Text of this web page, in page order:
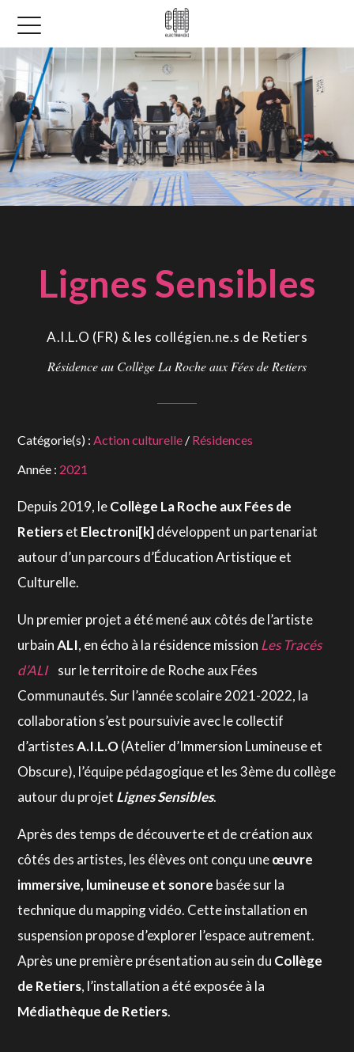
Lignes Sensibles
A.I.L.O (FR) & les collégien.ne.s de Retiers
Résidence au Collège La Roche aux Fées de Retiers
Catégorie(s) :Action culturelle / Résidences
Année : 2021
Depuis 2019, leCollège La Roche aux Fées de
Retierset Electroni[k]développent un partenariat
autour d’un parcours d’Éducation Artistique et
Culturelle.
Un premier projet a été mené aux côtés de l’artiste
urbainALI, en écho à la résidence mission Les Tracés
d’ALI
sur le territoire de Roche aux Fées
Communautés. Sur l’année scolaire 2021-2022, la
collaboration s’est poursuivie avec le collectif
d’artistesA.I.L.O(Atelier d’Immersion Lumineuse et
Obscure), l’équipe pédagogique et les 3ème du collège
autour du projet Lignes Sensibles.
Après des temps de découverte et de création aux
côtés des artistes, les élèves ont conçu uneœuvre
immersive, lumineuse et sonore basée sur la
technique du mapping vidéo. Cette installation en
suspension propose d’explorer l’espace autrement.
Après une première présentation au sein du Collège
de Retiers, l’installation a été exposée à la
Médiathèque de Retiers.